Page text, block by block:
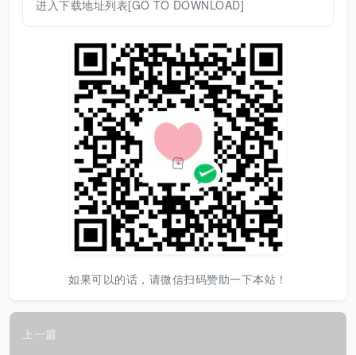
进入下载地址列表[GO TO DOWNLOAD]
如果可以的话，请微信扫码赞助一下本站！
上一篇